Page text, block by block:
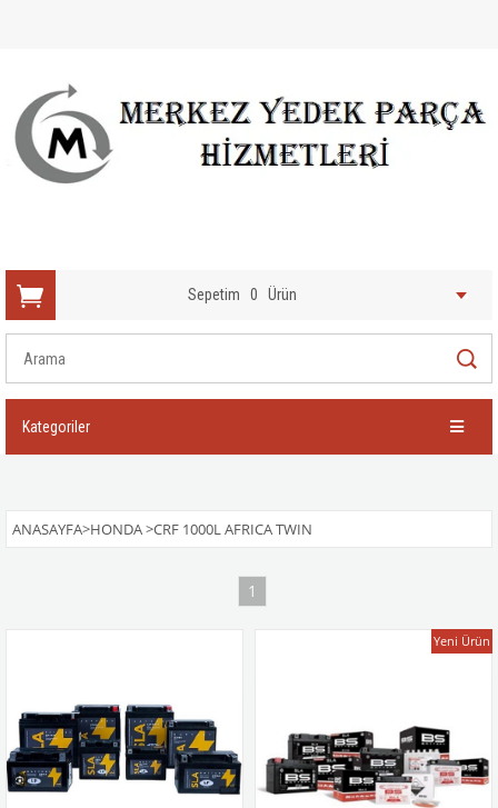
Sepetim 0 Ürün
Kategoriler
ANASAYFA>HONDA>CRF 1000L AFRICA TWIN
1
Yeni Ürün